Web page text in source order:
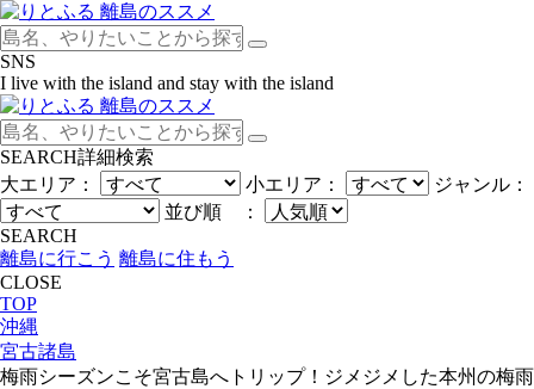
SNS
I live with the island and stay with the island
SEARCH詳細検索
大エリア：
小エリア：
ジャンル：
並び順 ：
SEARCH
離島に行こう 離島に住もう
CLOSE
TOP
沖縄
宮古諸島
梅雨シーズンこそ宮古島へトリップ！ジメジメした本州の梅雨